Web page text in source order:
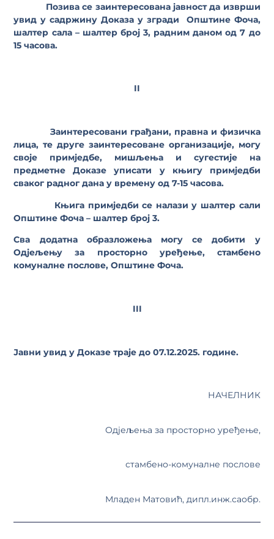
Позива се заинтересована јавност да изврши
увид у садржину Доказа у згради Општине Фоча,
шалтер сала – шалтер број 3, радним даном од 7 до
15 часова.
II
Заинтересовани грађани, правна и физичка
лица, те друге заинтересоване организације, могу
своје примједбе, мишљења и сугестије на
предметне Доказе уписати у књигу примједби
сваког радног дана у времену од 7-15 часова.
Књига примједби се налази у шалтер сали
Општине Фоча – шалтер број 3.
Сва додатна образложења могу се добити у
Одјељењу за просторно уређење, стамбено
комуналне послове, Општине Фоча.
III
Јавни увид у Доказе траје до 07.12.2025. године.
НАЧЕЛНИК
Одјељења за просторнo уређење,
стамбено-комуналне послове
Младен Матовић, дипл.инж.саобр.